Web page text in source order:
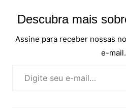
Descubra mais
Assine para receber nossas
e-mail.